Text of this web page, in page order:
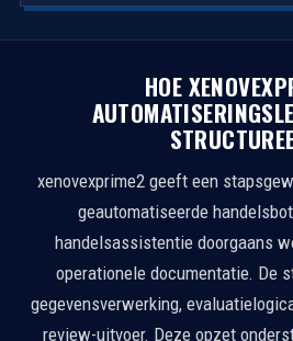
HOE
xenovexprime2 geeft een
geautomatiseerde
handelsassistentie doorgaans
operationele documentatie. De
gegevensverwerking,
review-uitvoer. Deze opzet